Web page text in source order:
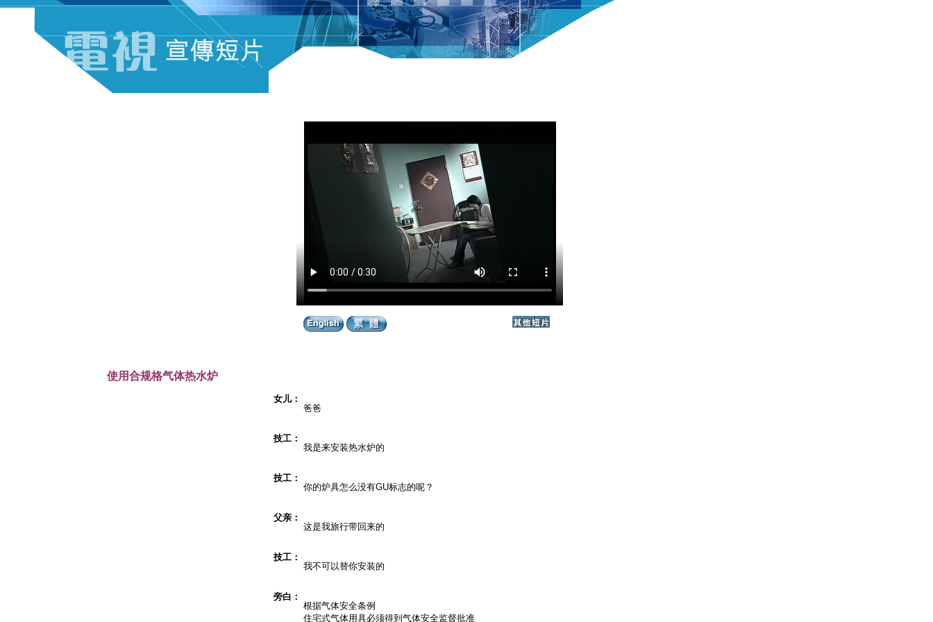
使用合规格气体热水炉
女儿：
爸爸
技工：
我是来安装热水炉的
技工：
你的炉具怎么没有GU标志的呢？
父亲：
这是我旅行带回来的
技工：
我不可以替你安装的
旁白：
根据气体安全条例
住宅式气体用具必须得到气体安全监督批准